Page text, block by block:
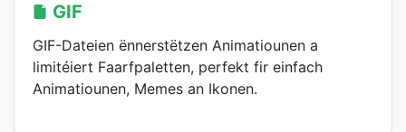
GIF
GIF-Dateien ënnerstëtzen Animatiounen a
limitéiert Faarfpaletten, perfekt fir einfach
Animatiounen, Memes an Ikonen.